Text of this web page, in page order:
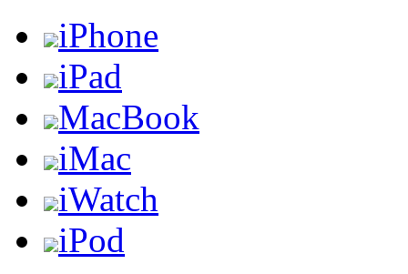
iPhone
iPad
MacBook
iMac
iWatch
iPod